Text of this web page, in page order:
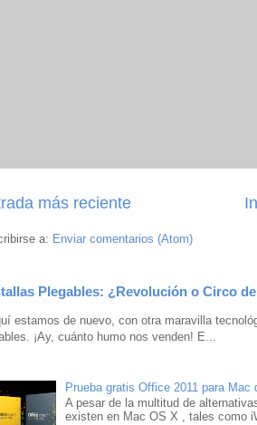
más reciente
a: Enviar comentarios (Atom)
Plegables: ¿Revolución o Circo de
estamos de nuevo, con otra maravilla
¡Ay, cuánto humo nos venden! E...
Prueba gratis Office 2011 para Mac
A pesar de la multitud de
existen en Mac OS X , tales como